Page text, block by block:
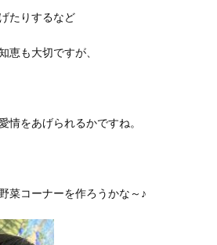
たりするなど
恵も大切ですが、
情をあげられるかですね。
菜コーナーを作ろうかな～♪